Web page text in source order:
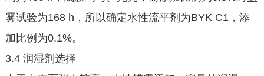
雾试验为168 h，所以确定水性流平剂为BYK C1，添
加比例为0.1%。
3.4 润湿剂选择